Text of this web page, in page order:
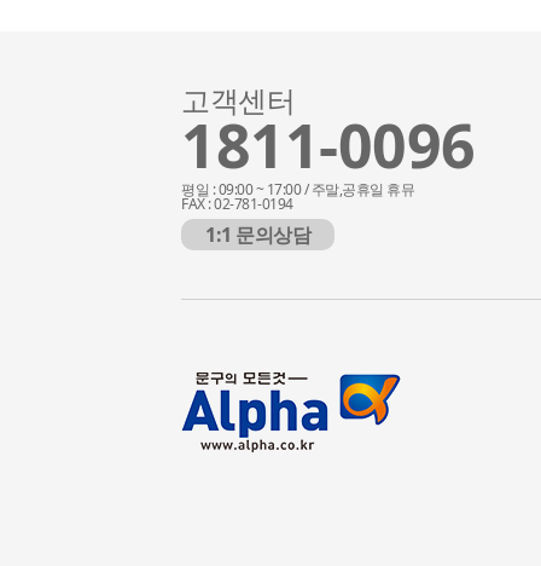
고객센터
1811-0096
평일 : 09:00 ~ 17:00 / 주말,공휴일 휴뮤
FAX : 02-781-0194
1:1 문의상담